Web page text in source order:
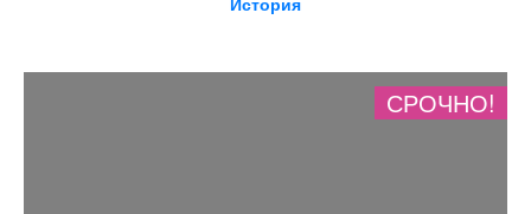
СРОЧНО!